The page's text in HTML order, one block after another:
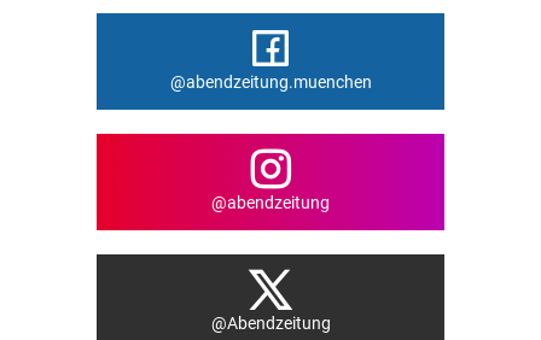
@abendzeitung.muenchen
@abendzeitung
@Abendzeitung